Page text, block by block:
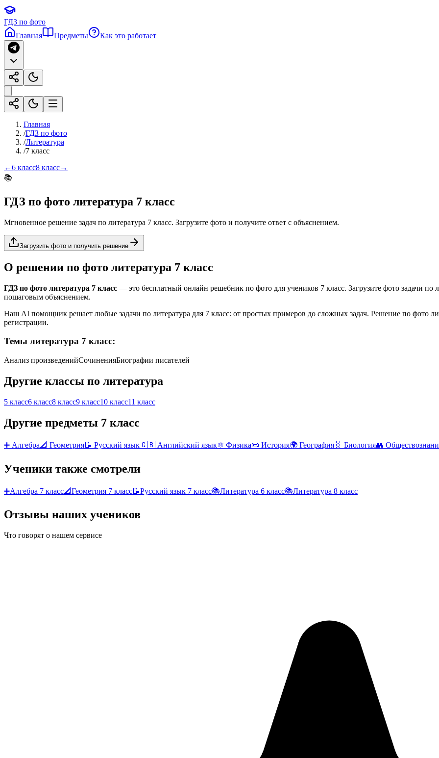
ГДЗ по фото
Главная
Предметы Как это работает
Главная
/ГДЗ по фото
/Литература
/7 класс
←6 класс8 класс→
📚
ГДЗ по фото литература 7 класс
Мгновенное решение задач по литература 7 класс. Загрузите фото и получите ответ с объяснением.
Загрузить фото и получить решение
О решении по фото литература 7 класс
ГДЗ по фото литература 7 класс — это бесплатный онлайн решебник по фото для учеников 7 класс. Загрузите фото задачи по
пошаговым объяснением.
Наш AI помощник решает любые задачи по литература для 7 класс: от простых примеров до сложных задач. Решение по фото
регистрации.
Темы литература 7 класс:
Анализ произведенийСочиненияБиографии писателей
Другие классы по литература
5 класс6 класс8 класс9 класс10 класс11 класс
Другие предметы 7 класс
➕ Алгебра📐 Геометрия📝 Русский язык🇬🇧 Английский язык⚛️ Физика📜 История🌍 География 🧬 Биология👥
Ученики также смотрели
➕Алгебра 7 класс📐Геометрия 7 класс📝Русский язык 7 класс📚Литература 6 класс📚Литература 8 класс
Отзывы наших учеников
Что говорят о нашем сервисе